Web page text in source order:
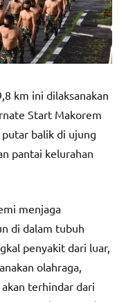
km ini dilaksanakan
Start Makorem
balik di ujung
pantai kelurahan
menjaga
di dalam tubuh
penyakit dari luar,
olahraga,
terhindar dari